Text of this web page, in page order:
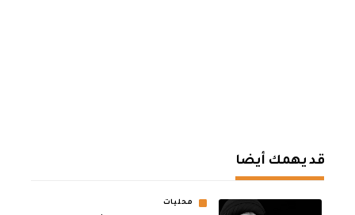
قد يهمك أيضا
محليات